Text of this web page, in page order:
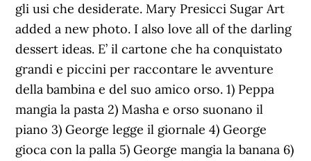
gli usi che desiderate. Mary Presicci Sugar Art
added a new photo. I also love all of the darling
dessert ideas. E’ il cartone che ha conquistato
grandi e piccini per raccontare le avventure
della bambina e del suo amico orso. 1) Peppa
mangia la pasta 2) Masha e orso suonano il
piano 3) George legge il giornale 4) George
gioca con la palla 5) George mangia la banana 6)